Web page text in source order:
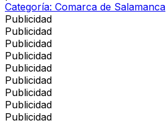
Categoría: Comarca de Salamanca
Publicidad
Publicidad
Publicidad
Publicidad
Publicidad
Publicidad
Publicidad
Publicidad
Publicidad